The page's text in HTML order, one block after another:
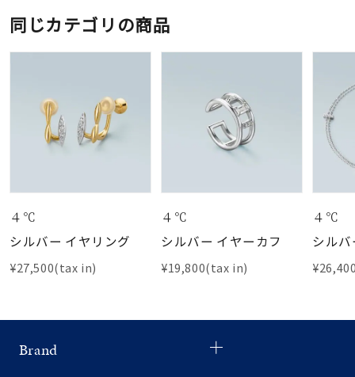
同じカテゴリの商品
４℃
シルバー イヤリング
¥27,500(tax in)
４℃
シルバー イヤーカフ
¥19,800(tax in)
４℃
シル
Brand